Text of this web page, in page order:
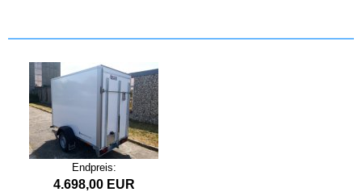
Endpreis:
4.698,00 EUR